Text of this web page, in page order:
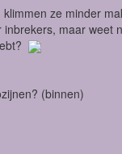
ze minder
maar weet
(binnen)